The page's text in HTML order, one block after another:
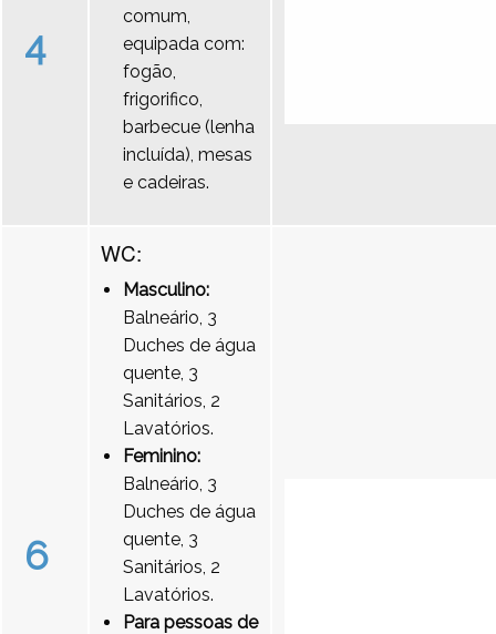
4
comum,
equipada com:
fogão,
frigorifico,
barbecue (lenha
incluída), mesas
e cadeiras.
6
WC:
Masculino:
Balneário, 3
Duches de água
quente, 3
Sanitários, 2
Lavatórios.
Feminino:
Balneário, 3
Duches de água
quente, 3
Sanitários, 2
Lavatórios.
Para pessoas de